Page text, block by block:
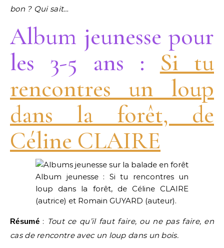
bon ? Qui sait…
Album jeunesse pour
les 3-5 ans : Si tu
rencontres un loup
dans la forêt, de
Céline CLAIRE
Album jeunesse : Si tu rencontres un
loup dans la forêt, de Céline CLAIRE
(autrice) et Romain GUYARD (auteur).
Résumé : Tout ce qu’il faut faire, ou ne pas faire, en
cas de rencontre avec un loup dans un bois.